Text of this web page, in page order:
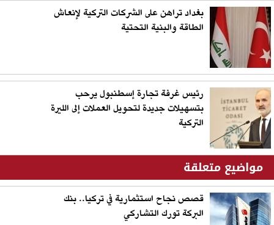
بغداد تراهن على الشركات التركية لإنعاش
الطاقة والبنية التحتية
رئيس غرفة تجارة إسطنبول يرحب
بتسهيلات جديدة لتحويل العملات إلى الليرة
التركية
مواضيع متعلقة
قصص نجاح استثمارية في تركيا.. بنك
البركة تورك التشاركي